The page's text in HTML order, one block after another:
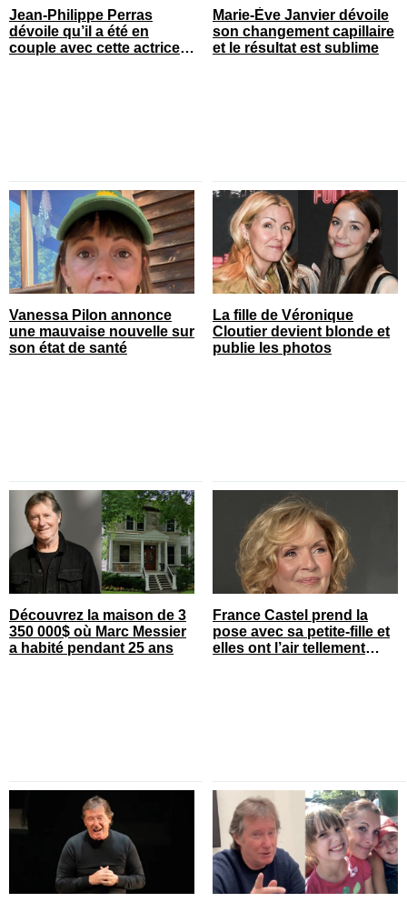
Jean-Philippe Perras
dévoile qu’il a été en
couple avec cette actrice
Marie-Ève Janvier dévoile
son changement capillaire
et le résultat est sublime
Vanessa Pilon annonce
une mauvaise nouvelle sur
son état de santé
La fille de Véronique
Cloutier devient blonde et
publie les photos
Découvrez la maison de 3
350 000$ où Marc Messier
a habité pendant 25 ans
France Castel prend la
pose avec sa petite-fille et
elles ont l’air tellement